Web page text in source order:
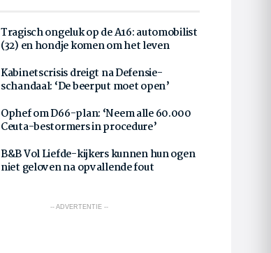
Tragisch ongeluk op de A16: automobilist
(32) en hondje komen om het leven
Kabinetscrisis dreigt na Defensie-
schandaal: ‘De beerput moet open’
Ophef om D66-plan: ‘Neem alle 60.000
Ceuta-bestormers in procedure’
B&B Vol Liefde-kijkers kunnen hun ogen
niet geloven na opvallende fout
-- ADVERTENTIE --